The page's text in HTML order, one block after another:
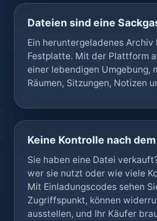
Dateien sind eine
Ein heruntergeladenes
Festplatte. Mit der Plattform
einer lebendigen Umgebung,
Räumen, Sitzungen, Notizen
Keine Kontrolle nach
Sie haben eine Datei
wer sie nutzt oder wie viele
Mit Einladungscodes sehen
Zugriffspunkt, können
ausstellen, und Ihr Käufer